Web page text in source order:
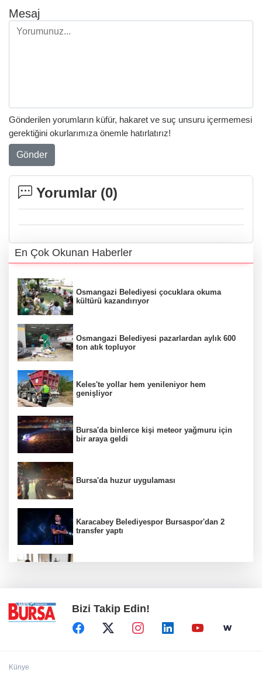
Mesaj
Gönderilen yorumların küfür, hakaret ve suç unsuru içermemesi
gerektiğini okurlarımıza önemle hatırlatırız!
Gönder
Yorumlar (0)
En Çok Okunan Haberler
Osmangazi Belediyesi çocuklara okuma
kültürü kazandırıyor
Osmangazi Belediyesi pazarlardan aylık 600
ton atık topluyor
Keles'te yollar hem yenileniyor hem
genişliyor
Bursa'da binlerce kişi meteor yağmuru için
bir araya geldi
Bursa'da huzur uygulaması
Karacabey Belediyespor Bursaspor'dan 2
transfer yaptı
Bizi Takip Edin!
Künye